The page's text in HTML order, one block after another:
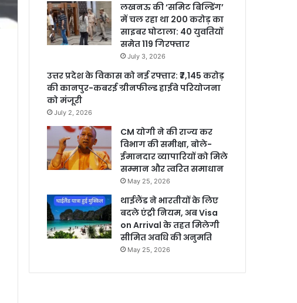
लखनऊ की ‘समिट बिल्डिंग’
में चल रहा था 200 करोड़ का
साइबर घोटाला: 40 युवतियों
समेत 119 गिरफ्तार
July 3, 2026
उत्तर प्रदेश के विकास को नई रफ्तार: ₹7,145 करोड़
की कानपुर-कबरई ग्रीनफील्ड हाईवे परियोजना
को मंजूरी
July 2, 2026
CM योगी ने की राज्य कर
विभाग की समीक्षा, बोले-
ईमानदार व्यापारियों को मिले
सम्मान और त्वरित समाधान
May 25, 2026
थाईलैंड ने भारतीयों के लिए
बदले एंट्री नियम, अब Visa
on Arrival के तहत मिलेगी
सीमित अवधि की अनुमति
May 25, 2026